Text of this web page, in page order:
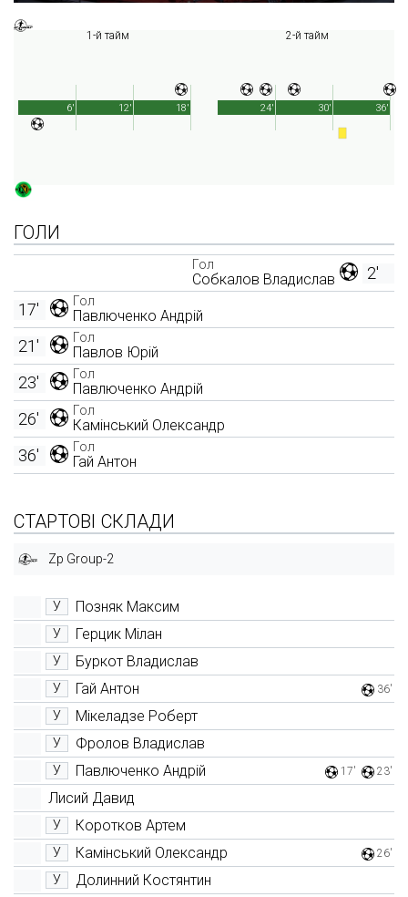
1-й тайм
18'
6' 12'
2-й тайм
36'
24' 30'
ГОЛИ
2'
Гол
Собкалов Владислав
Гол
Павлюченко Андрій
17'
Гол
Павлов Юрій
21'
Гол
Павлюченко Андрій
23'
Гол
Камінський Олександр
26'
Гол
Гай Антон
36'
СТАРТОВІ СКЛАДИ
Zp Group-2
У Позняк Максим
У Герцик Мілан
У Буркот Владислав
У Гай Антон 36'
У Мікеладзе Роберт
У Фролов Владислав
У Павлюченко Андрій 17' 23'
Лисий Давид
У Коротков Артем
У Камінський Олександр 26'
У Долинний Костянтин